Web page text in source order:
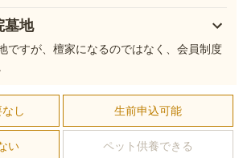
墓地
ですが、檀家になるのではなく、会員制度
し 生前申込可能
い ペット供養できる